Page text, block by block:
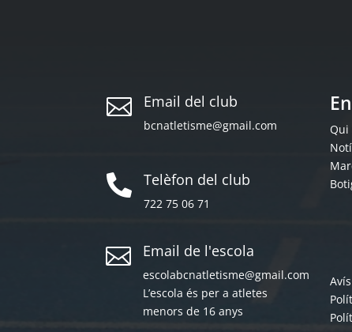
 Email del club
bcnatletisme@gmail.com
 Telèfon del club
722 75 06 71
 Email de l'escola
escolabcnatletisme@gmail.com
L’escola és per a atletes
menors de 16 anys
Qui